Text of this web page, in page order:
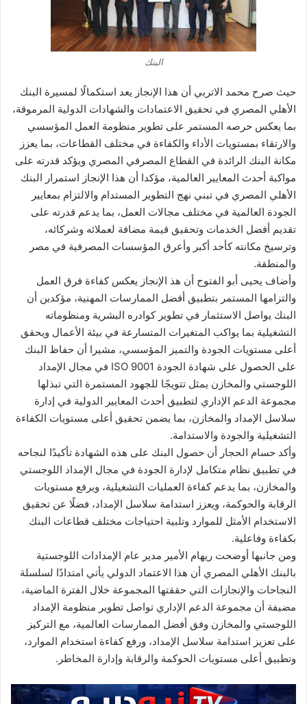
البنك
حيث صرح محمد الاتربي أن هذا الإنجاز يعد استكمالًا لمسيرة البنك
الأهلي المصري في تحقيق الاعتمادات والشهادات الدولية المرموقة،
بما يعكس حرصه المستمر على تطوير منظومة العمل المؤسسي
والارتقاء بمستويات الأداء والكفاءة في مختلف القطاعات، بما يعزز
مكانة البنك الرائدة في القطاع المصرفي المصري ويؤكد قدرته على
مواكبة أحدث المعايير العالمية، مؤكدا أن هذا الإنجاز استمرار البنك
الأهلي المصري في تبني نهج التطوير المستدام والالتزام بمعايير
الجودة العالمية في مختلف مجالات العمل، بما يدعم قدرته على
تقديم أفضل الخدمات وتحقيق قيمة مضافة لعملائه وشركائه،
وترسيخ مكانته كأحد أكبر وأعرق المؤسسات المصرفية في مصر
والمنطقة.
وأضاف يحيى أبو الفتوح أن هذ الإنجاز يعكس كفاءة فرق العمل
والتزامها المستمر بتطبيق أفضل الممارسات المهنية، مؤكدين أن
البنك يواصل الاستثمار في تطوير كوادره البشرية ومنظوماته
التشغيلية بما يواكب المتغيرات المتسارعة في بيئة الأعمال ويحقق
أعلى مستويات الجودة والتميز المؤسسي، مشيرا أن حفاظ البنك
على الحصول على شهادة الجودة ISO 9001 في مجال الإمداد
اللوجستي والمخازن يمثل تتويجًا للجهود المستمرة التي تبذلها
مجموعة الدعم الإداري لتطبيق أحدث المعايير الدولية في إدارة
سلاسل الإمداد والمخازن، بما يضمن تحقيق أعلى مستويات الكفاءة
التشغيلية والجودة والاستدامة.
وأكد حسام الحجار أن حصول البنك على هذه الشهادة تأكيدًا لنجاحه
في تطبيق نظام متكامل لإدارة الجودة في مجال الإمداد اللوجستي
والمخازن، بما يدعم كفاءة العمليات التشغيلية، ويرفع مستويات
الرقابة والحوكمة، ويعزز استدامة سلاسل الإمداد، فضلًا عن تحقيق
الاستخدام الأمثل للموارد وتلبية احتياجات مختلف قطاعات البنك
بكفاءة وفاعلية.
ومن جانبها أوضحت ريهام الأمير مدير عام الإمدادات اللوجستية
بالبنك الأهلي المصري أن هذا الاعتماد الدولي يأتي امتدادًا لسلسلة
النجاحات والإنجازات التي حققتها المجموعة خلال الفترة الماضية،
مضيفة أن مجموعة الدعم الإداري تواصل تطوير منظومة الإمداد
اللوجستي والمخازن وفق أفضل الممارسات العالمية، مع التركيز
على تعزيز استدامة سلاسل الإمداد، ورفع كفاءة استخدام الموارد،
وتطبيق أعلى مستويات الحوكمة والرقابة وإدارة المخاطر.